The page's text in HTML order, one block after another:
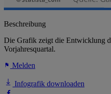
Beschreibung
Die Grafik zeigt die Entwicklung
Vorjahresquartal.
Melden
Infografik downloaden